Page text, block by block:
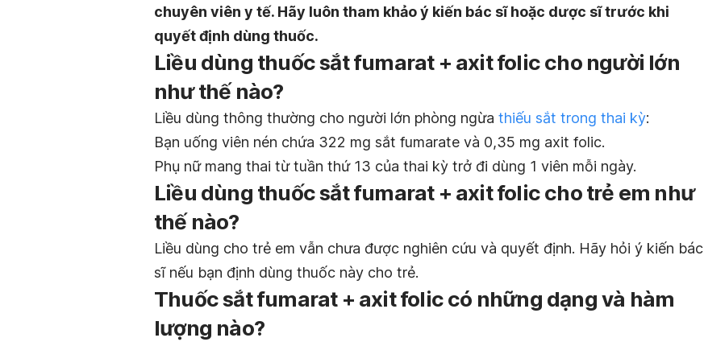
chuyên viên y tế. Hãy luôn tham khảo ý kiến bác sĩ hoặc dược sĩ trước khi
quyết định dùng thuốc.
Liều dùng thuốc sắt fumarat + axit folic cho người lớn
như thế nào?
Liều dùng thông thường cho người lớn phòng ngừa thiếu sắt trong thai kỳ:
Bạn uống viên nén chứa 322 mg sắt fumarate và 0,35 mg axit folic.
Phụ nữ mang thai từ tuần thứ 13 của thai kỳ trở đi dùng 1 viên mỗi ngày.
Liều dùng thuốc sắt fumarat + axit folic cho trẻ em như
thế nào?
Liều dùng cho trẻ em vẫn chưa được nghiên cứu và quyết định. Hãy hỏi ý kiến bác
sĩ nếu bạn định dùng thuốc này cho trẻ.
Thuốc sắt fumarat + axit folic có những dạng và hàm
lượng nào?